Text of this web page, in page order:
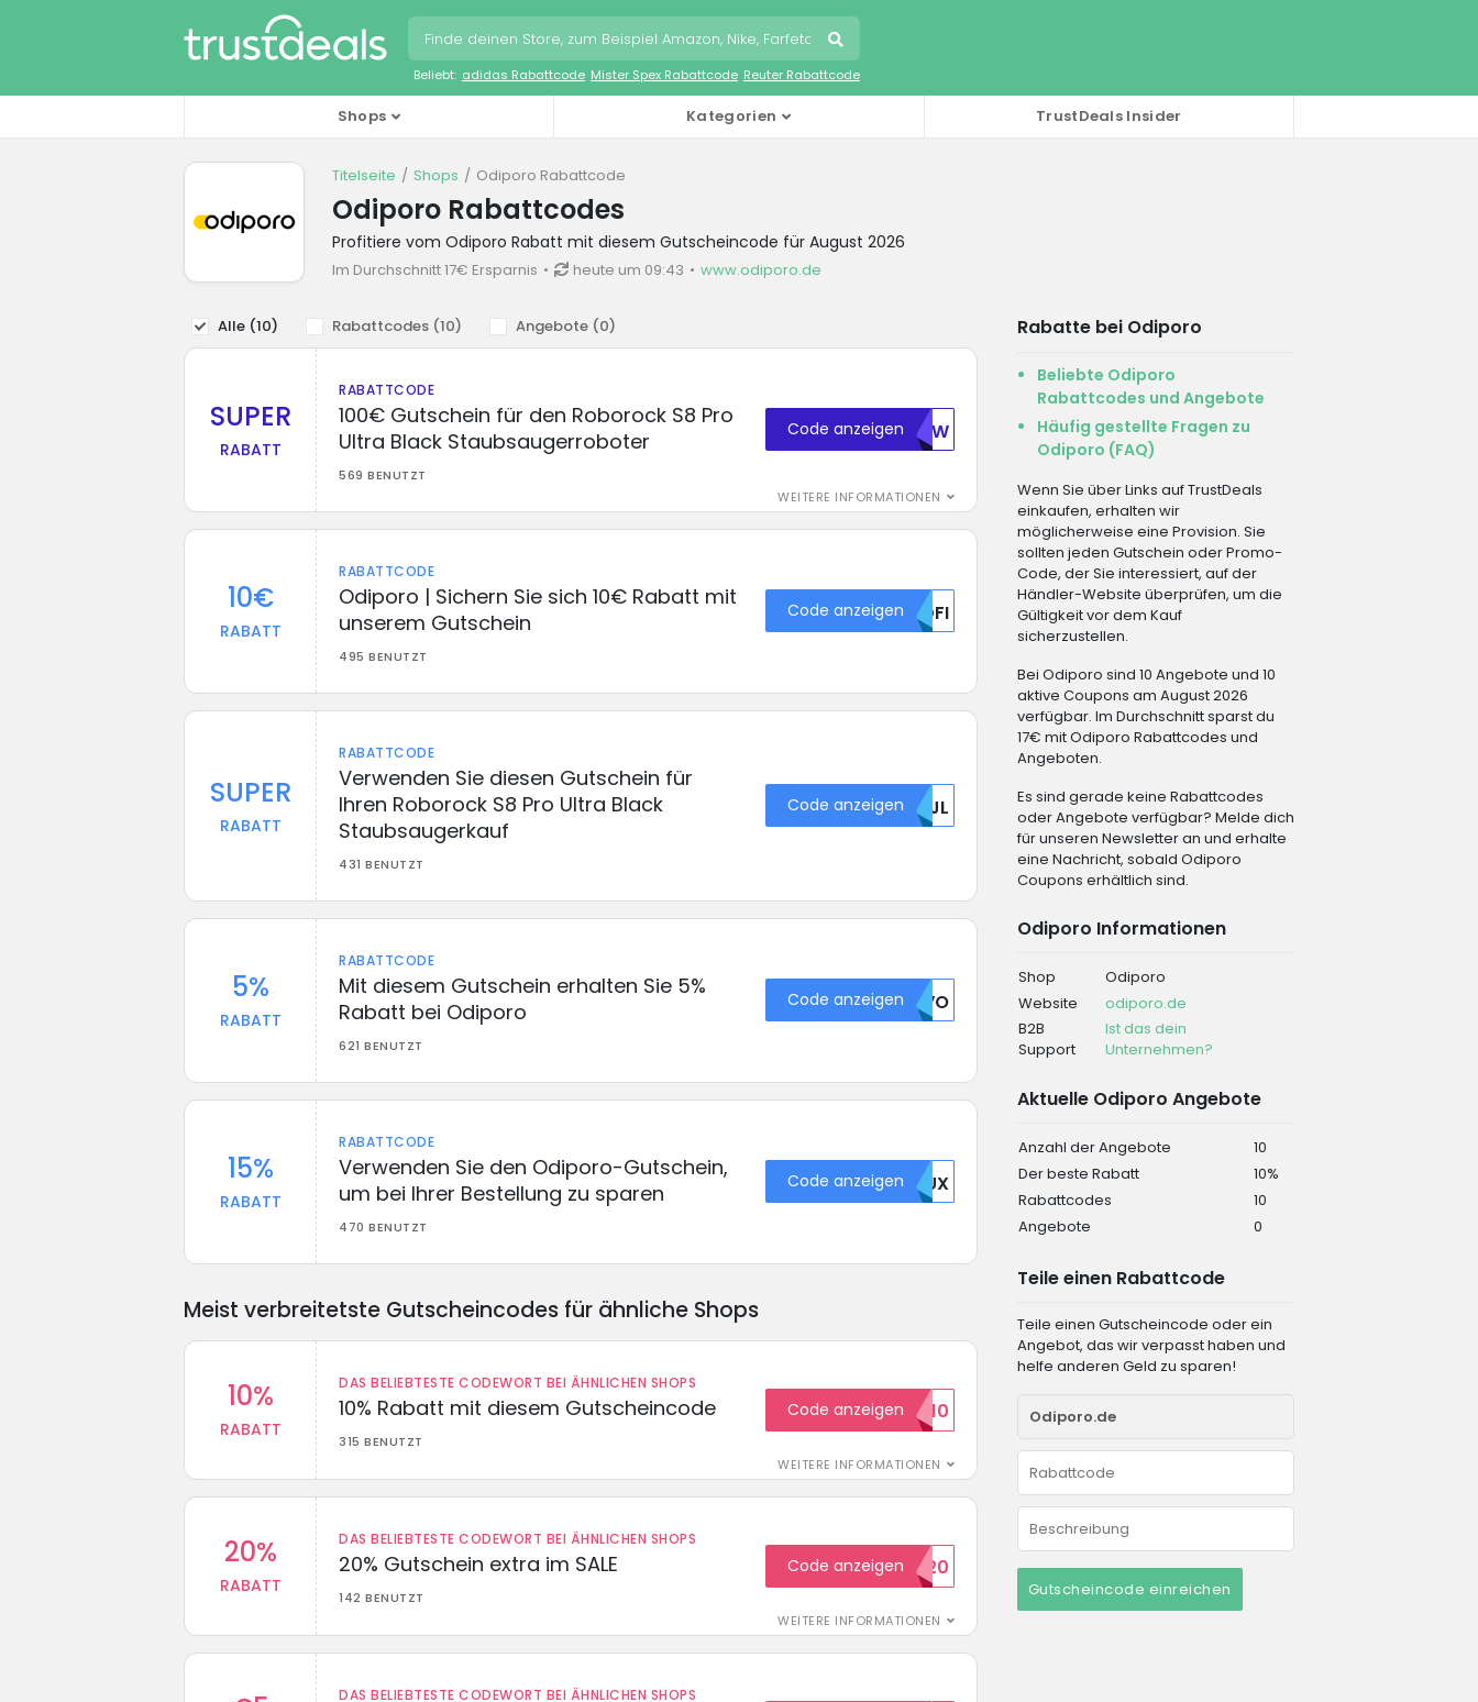
Beliebt: adidas Rabattcode Mister Spex Rabattcode Reuter Rabattcode
Shops Kategorien TrustDeals Insider
Titelseite Shops Odiporo Rabattcode
Odiporo Rabattcodes
Profitiere vom Odiporo Rabatt mit diesem Gutscheincode für August 2026
Im Durchschnitt 17€ Ersparnis heute um 09:43 www.odiporo.de
Alle (10) Rabattcodes (10) Angebote (0)
SUPER
RABATT
RABATTCODE
100€ Gutschein für den Roborock S8 Pro
Ultra Black Staubsaugerroboter
569 BENUTZT
WEITERE INFORMATIONEN
Code anzeigenB3JW
10€
RABATT
RABATTCODE
Odiporo | Sichern Sie sich 10€ Rabatt mit
unserem Gutschein
495 BENUTZT
Code anzeigen MDFI
SUPER
RABATT
RABATTCODE
Verwenden Sie diesen Gutschein für
Ihren Roborock S8 Pro Ultra Black
Staubsaugerkauf
431 BENUTZT
Code anzeigen QJJL
5%
RABATT
RABATTCODE
Mit diesem Gutschein erhalten Sie 5%
Rabatt bei Odiporo
621 BENUTZT
Code anzeigenVUVO
15%
RABATT
RABATTCODE
Verwenden Sie den Odiporo-Gutschein,
um bei Ihrer Bestellung zu sparen
470 BENUTZT
Code anzeigenMDUX
Meist verbreitetste Gutscheincodes für ähnliche Shops
10%
RABATT
DAS BELIEBTESTE CODEWORT BEI ÄHNLICHEN SHOPS
10% Rabatt mit diesem Gutscheincode
315 BENUTZT
WEITERE INFORMATIONEN
Code anzeigenEXTRA10
20%
RABATT
DAS BELIEBTESTE CODEWORT BEI ÄHNLICHEN SHOPS
20% Gutschein extra im SALE
142 BENUTZT
WEITERE INFORMATIONEN
Code anzeigenSALE20
DAS BELIEBTESTE CODEWORT BEI ÄHNLICHEN SHOPS
Rabatte bei Odiporo
Beliebte Odiporo
Rabattcodes und Angebote
Häufig gestellte Fragen zu
Odiporo (FAQ)
Wenn Sie über Links auf TrustDeals
einkaufen, erhalten wir
möglicherweise eine Provision. Sie
sollten jeden Gutschein oder Promo-
Code, der Sie interessiert, auf der
Händler-Website überprüfen, um die
Gültigkeit vor dem Kauf
sicherzustellen.
Bei Odiporo sind 10 Angebote und 10
aktive Coupons am August 2026
verfügbar. Im Durchschnitt sparst du
17€ mit Odiporo Rabattcodes und
Angeboten.
Es sind gerade keine Rabattcodes
oder Angebote verfügbar? Melde dich
für unseren Newsletter an und erhalte
eine Nachricht, sobald Odiporo
Coupons erhältlich sind.
Odiporo Informationen
Shop
Odiporo
Website
odiporo.de
B2B
Support
Ist das dein
Unternehmen?
Aktuelle Odiporo Angebote
Anzahl der Angebote
10
Der beste Rabatt
10%
Rabattcodes
10
Angebote
0
Teile einen Rabattcode
Teile einen Gutscheincode oder ein
Angebot, das wir verpasst haben und
helfe anderen Geld zu sparen!
Gutscheincode einreichen